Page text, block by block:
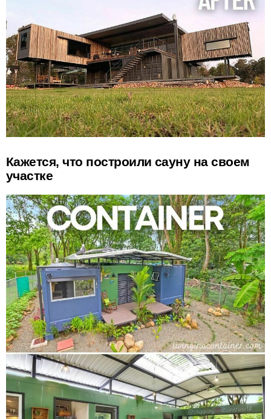
Кажется, что построили сауну на своем
участке